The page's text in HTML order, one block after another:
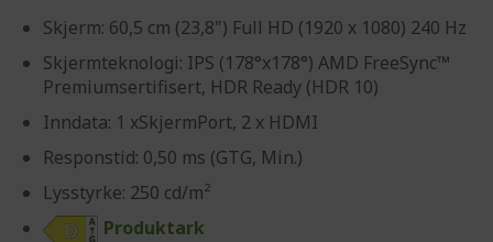
Skjerm: 60,5 cm (23,8") Full HD (1920 x 1080) 240 Hz
Skjermteknologi: IPS (178°x178°) AMD FreeSync™
Premiumsertifisert, HDR Ready (HDR 10)
Inndata: 1 xSkjermPort, 2 x HDMI
Responstid: 0,50 ms (GTG, Min.)
Lysstyrke: 250 cd/m²
Produktark